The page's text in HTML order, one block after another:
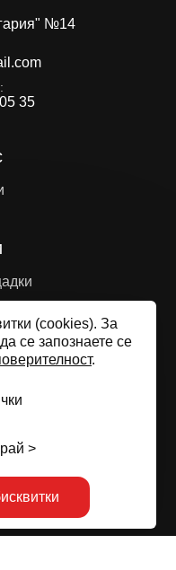
№14
35
АЛП ЕООД
на сайта
(v1.50.0)
(cookies). За
се запознаете се
.
>